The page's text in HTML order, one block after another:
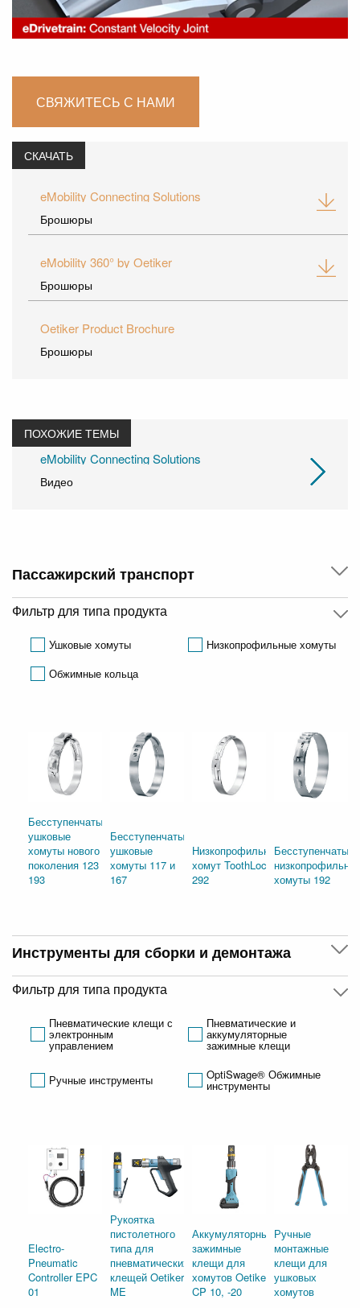
СВЯЖИТЕСЬ С НАМИ
СКАЧАТЬ
eMobility Connecting Solutions
Брошюры
eMobility 360° by Oetiker
Брошюры
Oetiker Product Brochure
Брошюры
ПОХОЖИЕ ТЕМЫ
eMobility Connecting Solutions
Видео
Пассажирский транспорт
Фильтр для типа продукта
Ушковые хомуты
Низкопрофильные хомуты
Обжимные кольца
Бесступенчатые
ушковые
хомуты нового
поколения 123 и
193
Бесступенчатые
ушковые
хомуты 117 и
167
Низкопрофильный
хомут ToothLock®
292
Бесступенчатые
хомуты 192
Инструменты для сборки и демонтажа
Фильтр для типа продукта
Пневматические клещи с
электронным
управлением
Пневматические и
аккумуляторные
зажимные клещи
Ручные инструменты OptiSwage® Обжимные
инструменты
Electro-
Pneumatic
Controller EPC
01
Рукоятка
пистолетного
типа для
пневматических
клещей Oetiker
ME
Аккумуляторные
зажимные
клещи для
хомутов Oetiker
CP 10, -20
Ручные
монтажные
клещи для
ушковых
хомутов